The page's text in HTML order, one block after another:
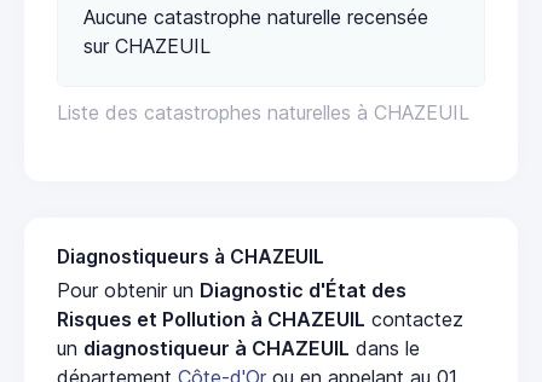
Liste des catastrophes naturelles à CHAZEUIL
Aucune catastrophe naturelle recensée
sur CHAZEUIL
Diagnostiqueurs à CHAZEUIL
Pour obtenir un Diagnostic d'État des
Risques et Pollution à CHAZEUIL contactez
un diagnostiqueur à CHAZEUIL dans le
département Côte-d'Or ou en appelant au 01